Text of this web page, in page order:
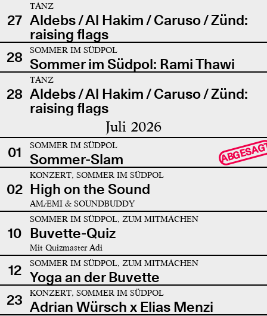
27
TANZ
Aldebs / Al Hakim / Caruso / Zünd:
raising flags
28
SOMMER IM SÜDPOL
Sommer im Südpol: Rami Thawi
28
TANZ
Aldebs / Al Hakim / Caruso / Zünd:
raising flags
Juli 2026
01 SOMMER IM SÜDPOL
Sommer-Slam
02
KONZERT, SOMMER IM SÜDPOL
High on the Sound
AMÆMI & SOUNDBUDDY
10
SOMMER IM SÜDPOL, ZUM MITMACHEN
Buvette-Quiz
Mit Quizmaster Adi
12 SOMMER IM SÜDPOL, ZUM MITMACHEN
Yoga an der Buvette
23
KONZERT, SOMMER IM SÜDPOL
Adrian Würsch x Elias Menzi